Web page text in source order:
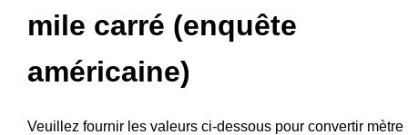
mile carré (enquête
américaine)
Veuillez fournir les valeurs ci-dessous pour convertir mètre